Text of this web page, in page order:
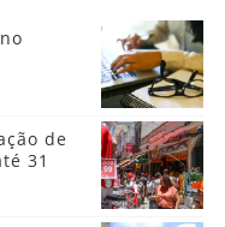
de
31